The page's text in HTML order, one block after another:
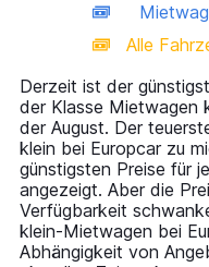
displaying
categories.
14
categories.
The
chart
has
1
Y
axis
displaying
Alle
Derzeit ist der
der Klasse Mietwagen
der August. Der
klein bei Europcar zu
günstigsten Preise für
angezeigt. Aber die
Verfügbarkeit
klein-Mietwagen bei
Abhängigkeit von